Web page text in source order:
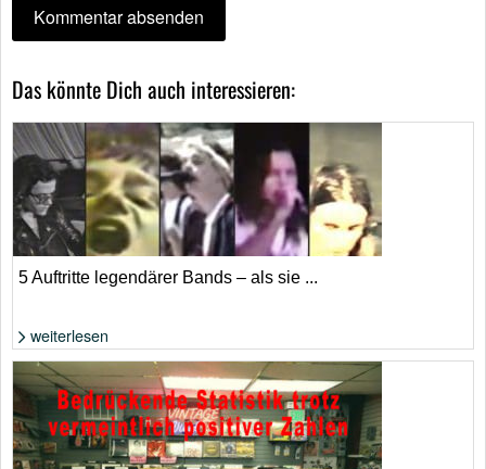
Das könnte Dich auch interessieren:
Foto: extrahiert aus YouTube-Video
5 Auftritte legendärer Bands – als sie ...
weiterlesen